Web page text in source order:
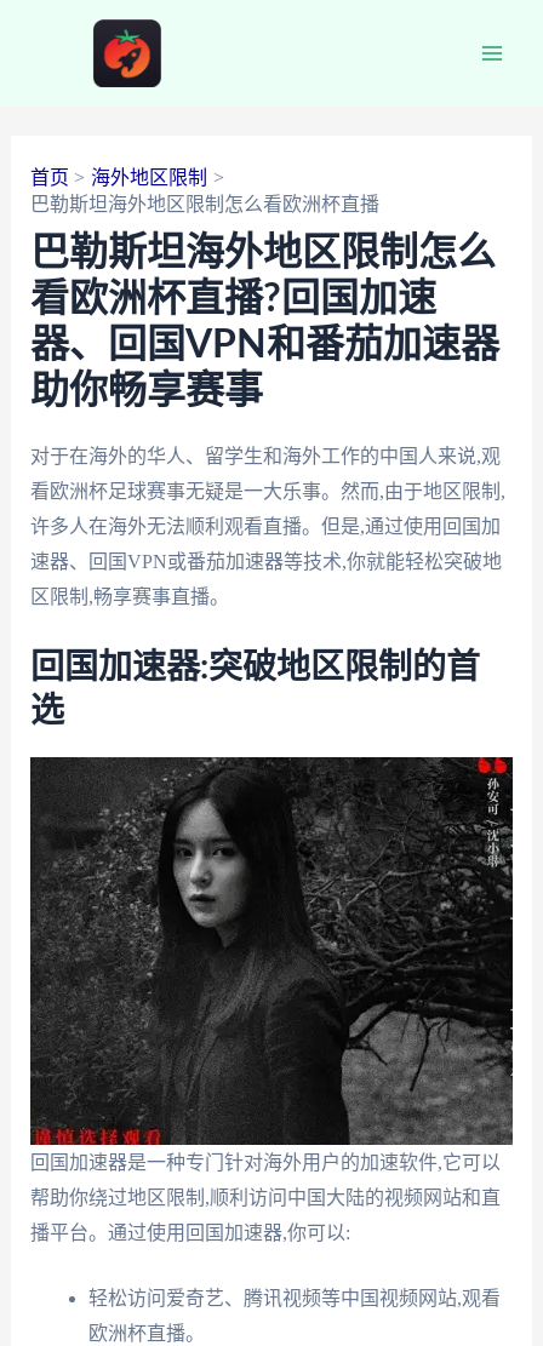
首页
海外地区限制
巴勒斯坦海外地区限制怎么看欧洲杯直播
巴勒斯坦海外地区限制怎么
看欧洲杯直播?回国加速
器、回国VPN和番茄加速器
助你畅享赛事
对于在海外的华人、留学生和海外工作的中国人来说,观
看欧洲杯足球赛事无疑是一大乐事。然而,由于地区限制,
许多人在海外无法顺利观看直播。但是,通过使用回国加
速器、回国VPN或番茄加速器等技术,你就能轻松突破地
区限制,畅享赛事直播。
回国加速器:突破地区限制的首
选
回国加速器是一种专门针对海外用户的加速软件,它可以
帮助你绕过地区限制,顺利访问中国大陆的视频网站和直
播平台。通过使用回国加速器,你可以:
轻松访问爱奇艺、腾讯视频等中国视频网站,观看
欧洲杯直播。